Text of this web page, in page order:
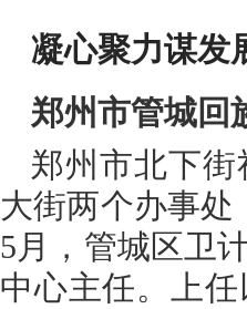
凝心聚力谋发
郑州市管城回
郑州市北下
大街两个办事处
5月，管城区卫
中心主任。上